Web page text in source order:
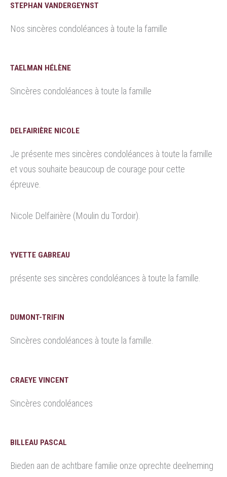
STEPHAN VANDERGEYNST
Nos sincères condoléances à toute la famille
TAELMAN HÉLÈNE
Sincères condoléances à toute la famille
DELFAIRIÈRE NICOLE
Je présente mes sincères condoléances à toute la famille
et vous souhaite beaucoup de courage pour cette
épreuve.
Nicole Delfairière (Moulin du Tordoir).
YVETTE GABREAU
présente ses sincères condoléances à toute la famille.
DUMONT-TRIFIN
Sincères condoléances à toute la famille.
CRAEYE VINCENT
Sincères condoléances
BILLEAU PASCAL
Bieden aan de achtbare familie onze oprechte deelneming